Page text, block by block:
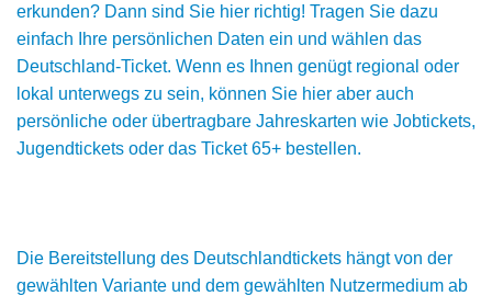
erkunden? Dann sind Sie hier richtig! Tragen Sie dazu
einfach Ihre persönlichen Daten ein und wählen das
Deutschland-Ticket. Wenn es Ihnen genügt regional oder
lokal unterwegs zu sein, können Sie hier aber auch
persönliche oder übertragbare Jahreskarten wie Jobtickets,
Jugendtickets oder das Ticket 65+ bestellen.
Die Bereitstellung des Deutschlandtickets hängt von der
gewählten Variante und dem gewählten Nutzermedium ab